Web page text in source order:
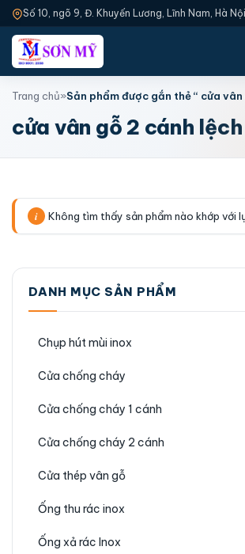
Số 10, ngõ 9, Đ. Khuyến Lương, Lĩnh Nam, Hà Nội
Trang chủ»Sản phẩm được gắn thẻ “ cửa
cửa vân gỗ 2 cánh lệch
Không tìm thấy sản phẩm nào khớp với
DANH MỤC SẢN PHẨM
Chụp hút mùi inox
Cửa chống cháy
Cửa chống cháy 1 cánh
Cửa chống cháy 2 cánh
Cửa thép vân gỗ
Ống thu rác inox
Ống xả rác Inox